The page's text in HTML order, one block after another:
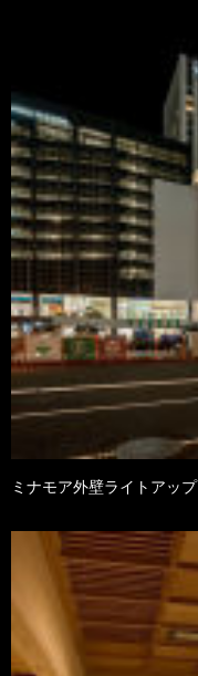
ミナモア外壁ライトアップ